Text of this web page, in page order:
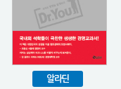
알라딘